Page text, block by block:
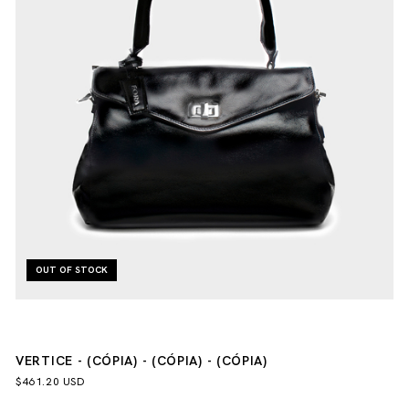
OUT OF STOCK
VERTICE - (CÓPIA) - (CÓPIA) - (CÓPIA)
$461.20 USD